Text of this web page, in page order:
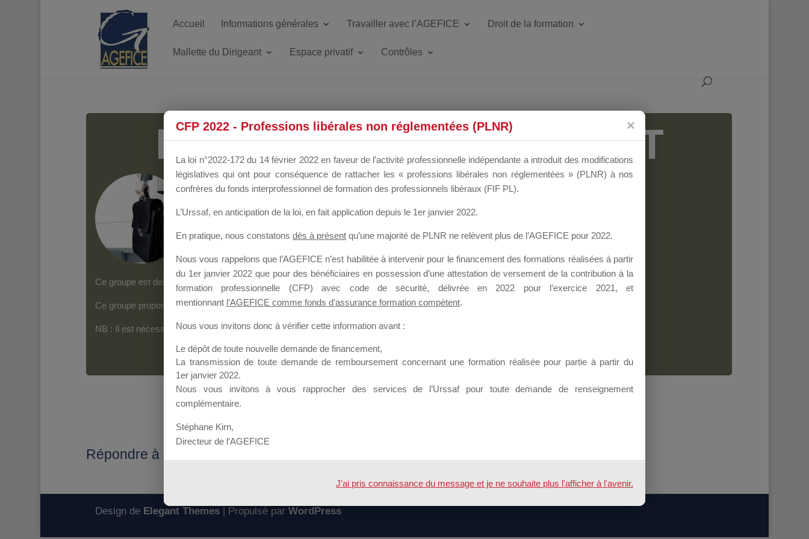
Accueil Informations générales Travailler avec l’AGEFICE Droit de la formation
Mallette du Dirigeant Espace privatif Contrôles
MALLETTE DU DIRIGEANT
Groupe Public il y a un mois
Ce groupe est destiné aux Organismes de Formation qui souhaitent répondre à l’Appel à Propositions Mallette du Dirigeant.
Ce groupe propose un forum dédié au support sur lequel il est possible de laisser un message ou poser une question.
NB : Il est nécessaire d’êtreinscrit(e)pour pouvoir rejoindre ce groupe
Répondre à : VALIDATION DE LA MALLETTE DU DIRIGEANT
Design de Elegant Themes| Propulsé par WordPress
CFP 2022 - Professions libérales non réglementées (PLNR)
La loi n°2022-172 du 14 février 2022 en faveur de l’activité professionnelle indépendante a introduit des modifications
législatives qui ont pour conséquence de rattacher les « professions libérales non réglementées » (PLNR) à nos
confrères du fonds interprofessionnel de formation des professionnels libéraux (FIF PL).
L’Urssaf, en anticipation de la loi, en fait application depuis le 1er janvier 2022.
En pratique, nous constatons dès à présent qu’une majorité de PLNR ne relèvent plus de l’AGEFICE pour 2022.
Nous vous rappelons que l’AGEFICE n’est habilitée à intervenir pour le financement des formations réalisées à partir
du 1er janvier 2022 que pour des bénéficiaires en possession d’une attestation de versement de la contribution à la
formation professionnelle (CFP) avec code de sécurité, délivrée en 2022 pour l’exercice 2021, et
mentionnant l’AGEFICE comme fonds d’assurance formation compétent.
Nous vous invitons donc à vérifier cette information avant :
Le dépôt de toute nouvelle demande de financement,
La transmission de toute demande de remboursement concernant une formation réalisée pour partie à partir du
1er janvier 2022.
Nous vous invitons à vous rapprocher des services de l’Urssaf pour toute demande de renseignement
complémentaire.
Stéphane Kirn,
Directeur de l’AGEFICE
J'ai pris connaissance du message et je ne souhaite plus l'afficher à l'avenir.